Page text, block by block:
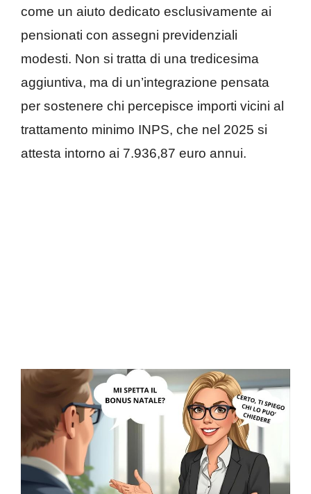
come un aiuto dedicato esclusivamente ai
pensionati con assegni previdenziali
modesti. Non si tratta di una tredicesima
aggiuntiva, ma di un’integrazione pensata
per sostenere chi percepisce importi vicini al
trattamento minimo INPS, che nel 2025 si
attesta intorno ai 7.936,87 euro annui.